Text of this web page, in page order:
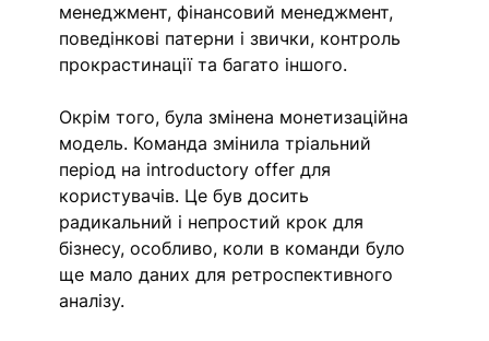
менеджмент, фінансовий менеджмент,
поведінкові патерни і звички, контроль
прокрастинації та багато іншого.
Окрім того, була змінена монетизаційна
модель. Команда змінила тріальний
період на introductory offer для
користувачів. Це був досить
радикальний і непростий крок для
бізнесу, особливо, коли в команди було
ще мало даних для ретроспективного
аналізу.